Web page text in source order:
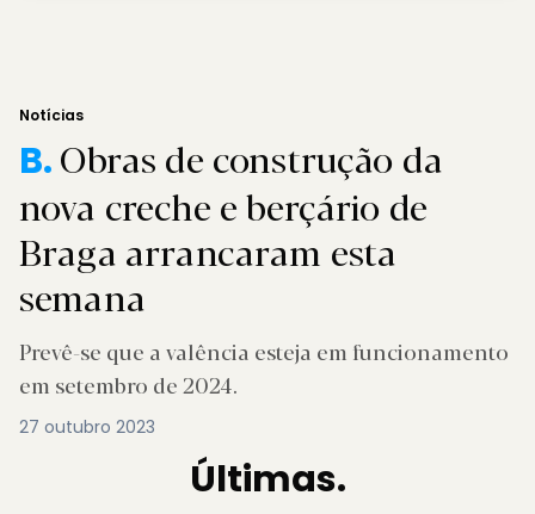
Notícias
B.Obras de construção da
nova creche e berçário de
Braga arrancaram esta
semana
Prevê-se que a valência esteja em funcionamento
em setembro de 2024.
27 outubro 2023
Últimas.